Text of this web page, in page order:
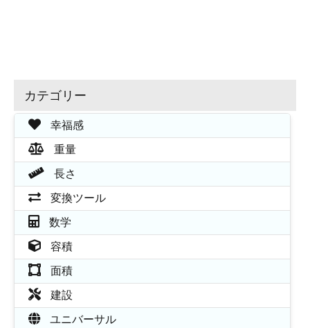
カテゴリー
幸福感
重量
長さ
変換ツール
数学
容積
面積
建設
ユニバーサル